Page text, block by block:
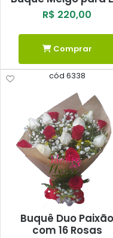
R$ 220,00
Comprar
cód 6338
Buquê Duo Paixão
com 16 Rosas